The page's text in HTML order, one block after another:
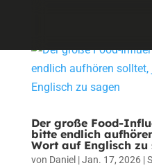
Der große Food-
bitte endlich
Wort auf Englisch zu
von Daniel |Jan. 17, 2026|